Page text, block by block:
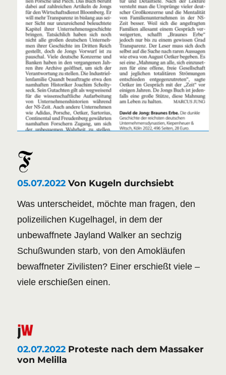
05.07.2022 Von Kugeln durchsiebt
Was unterscheidet, möchte man fragen, den
polizeilichen Kugelhagel, in dem der
unbewaffnete Jayland Walker an sechzig
Schußwunden starb, von den Amokläufen
bewaffneter Zivilisten? Einer erschießt viele –
viele erschießen einen.
02.07.2022 Proteste nach dem Massaker
von Melilla